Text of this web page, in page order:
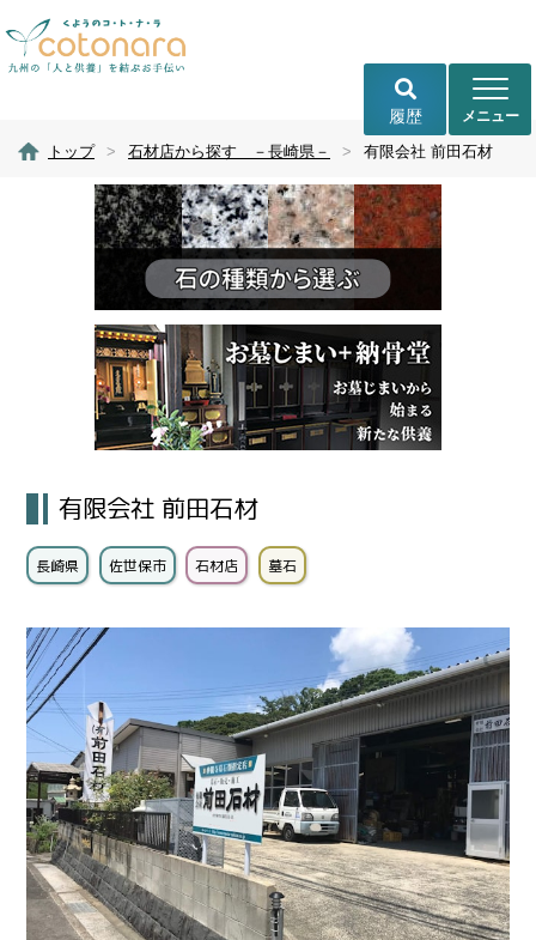
トップ > 石材店から探す －長崎県－ > 有限会社 前田石材
有限会社 前田石材
長崎県 佐世保市 石材店 墓石
履歴